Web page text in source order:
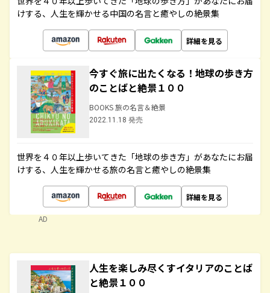
けする、人生を輝かせる中国の名言と癒やしの絶景集
詳細を見る
今すぐ旅に出たくなる！地球の歩き方
のことばと絶景１００
BOOKS 旅の名言＆絶景
2022.11.18 発売
世界を４０年以上歩いてきた「地球の歩き方」があなたにお届
けする、人生を輝かせる旅の名言と癒やしの絶景集
詳細を見る
AD
人生を楽しみ尽くすイタリアのことば
と絶景１００